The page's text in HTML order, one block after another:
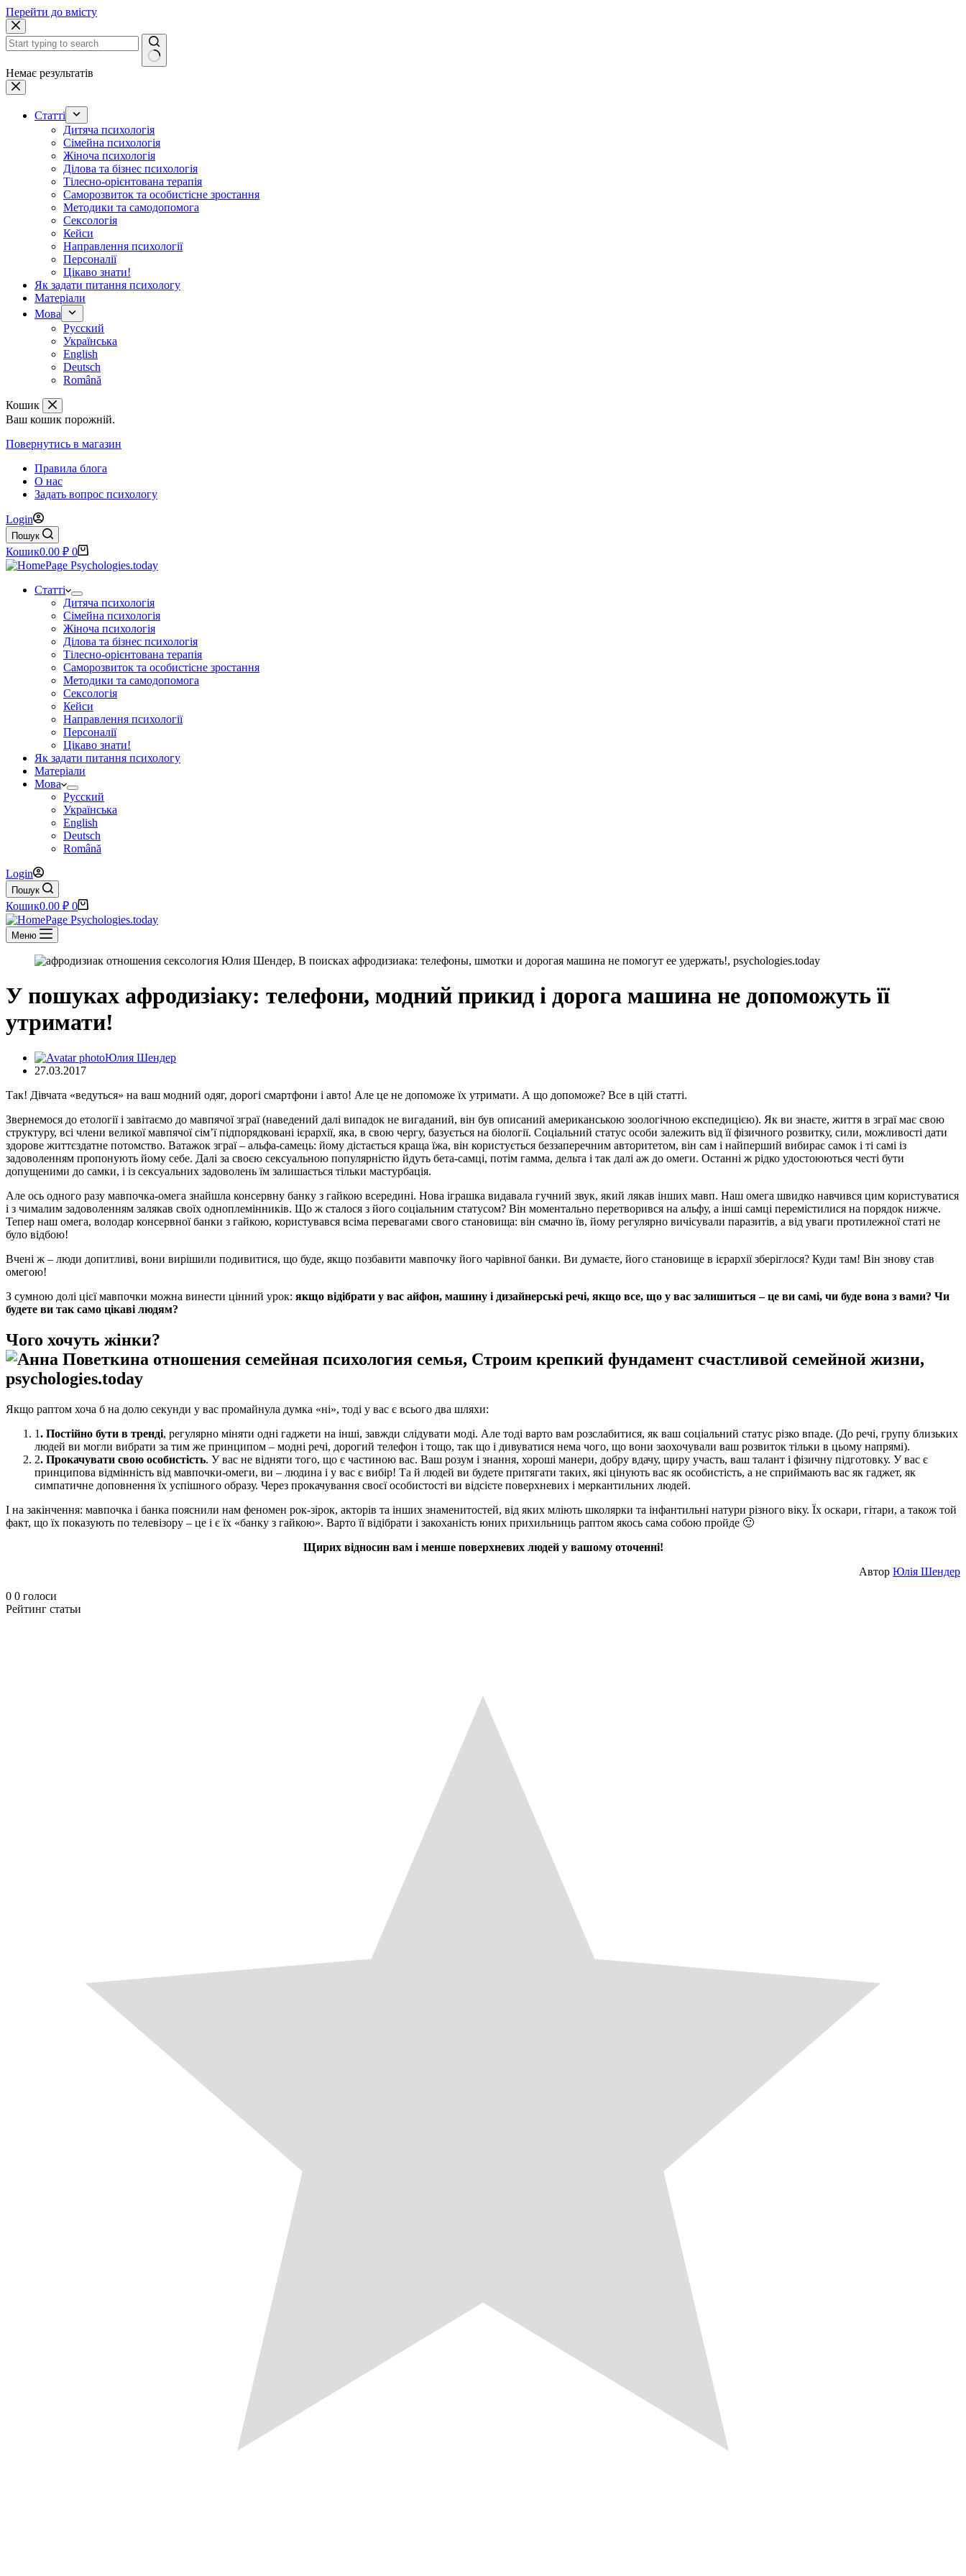
Перейти до вмісту
Немає результатів
Статті
Дитяча психологія
Сімейна психологія
Жіноча психологія
Ділова та бізнес психологія
Тілесно-орієнтована терапія
Саморозвиток та особистісне зростання
Методики та самодопомога
Сексологія
Кейси
Направлення психології
Персоналії
Цікаво знати!
Як задати питання психологу
Матеріали
Мова
Русский
Українська
English
Deutsch
Română
Кошик
Ваш кошик порожній.
Повернутись в магазин
Правила блога
О нас
Задать вопрос психологу
Login
Пошук
Кошик0.00 ₽ 0
Статті
Дитяча психологія
Сімейна психологія
Жіноча психологія
Ділова та бізнес психологія
Тілесно-орієнтована терапія
Саморозвиток та особистісне зростання
Методики та самодопомога
Сексологія
Кейси
Направлення психології
Персоналії
Цікаво знати!
Як задати питання психологу
Матеріали
Мова
Русский
Українська
English
Deutsch
Română
Login
Пошук
Кошик0.00 ₽ 0
Меню
У пошуках афродизіаку: телефони, модний прикид і дорога машина не допоможуть її
утримати!
Юлия Шендер
27.03.2017
Так! Дівчата «ведуться» на ваш модний одяг, дорогі смартфони і авто! Але це не допоможе їх утримати. А що допоможе? Все в цій статті.
Звернемося до етології і завітаємо до мавпячої зграї (наведений далі випадок не вигаданий, він був описаний американською зоологічною експедицією). Як ви знаєте, життя в зграї має свою
структуру, всі члени великої мавпячої сім’ї підпорядковані ієрархії, яка, в свою чергу, базується на біології. Соціальний статус особи залежить від її фізичного розвитку, сили, можливості дати
здорове життєздатне потомство. Ватажок зграї – альфа-самець: йому дістається краща їжа, він користується беззаперечним авторитетом, він сам і найперший вибирає самок і ті самі із
задоволенням пропонують йому себе. Далі за своєю сексуальною популярністю йдуть бета-самці, потім гамма, дельта і так далі аж до омеги. Останні ж рідко удостоюються честі бути
допущеними до самки, і із сексуальних задоволень їм залишається тільки мастурбація.
Але ось одного разу мавпочка-омега знайшла консервну банку з гайкою всередині. Нова іграшка видавала гучний звук, який лякав інших мавп. Наш омега швидко навчився цим користуватися
і з чималим задоволенням залякав своїх одноплемінників. Що ж сталося з його соціальним статусом? Він моментально перетворився на альфу, а інші самці перемістилися на порядок нижче.
Тепер наш омега, володар консервної банки з гайкою, користувався всіма перевагами свого становища: він смачно їв, йому регулярно вичісували паразитів, а від уваги протилежної статі не
було відбою!
Вчені ж – люди допитливі, вони вирішили подивитися, що буде, якщо позбавити мавпочку його чарівної банки. Ви думаєте, його становище в ієрархії зберіглося? Куди там! Він знову став
омегою!
З сумною долі цієї мавпочки можна винести цінний урок: якщо відібрати у вас айфон, машину і дизайнерські речі, якщо все, що у вас залишиться – це ви самі, чи буде вона з вами? Чи
будете ви так само цікаві людям?
Чого хочуть жінки?
Якщо раптом хоча б на долю секунди у вас промайнула думка «ні», тоді у вас є всього два шляхи:
1. Постійно бути в тренді, регулярно міняти одні гаджети на інші, завжди слідувати моді. Але тоді варто вам розслабитися, як ваш соціальний статус різко впаде. (До речі, групу близьких
людей ви могли вибрати за тим же принципом – модні речі, дорогий телефон і тощо, так що і дивуватися нема чого, що вони заохочували ваш розвиток тільки в цьому напрямі).
2. Прокачувати свою особистість. У вас не відняти того, що є частиною вас. Ваш розум і знання, хороші манери, добру вдачу, щиру участь, ваш талант і фізичну підготовку. У вас є
принципова відмінність від мавпочки-омеги, ви – людина і у вас є вибір! Та й людей ви будете притягати таких, які цінують вас як особистість, а не сприймають вас як гаджет, як
симпатичне доповнення їх успішного образу. Через прокачування своєї особистості ви відсієте поверхневих і меркантильних людей.
І на закінчення: мавпочка і банка пояснили нам феномен рок-зірок, акторів та інших знаменитостей, від яких мліють школярки та інфантильні натури різного віку. Їх оскари, гітари, а також той
факт, що їх показують по телевізору – це і є їх «банку з гайкою». Варто її відібрати і закоханість юних прихильниць раптом якось сама собою пройде 🙂
Щирих відносин вам і менше поверхневих людей у вашому оточенні!
Автор Юлія Шендер
0 0 голоси
Рейтинг статьи